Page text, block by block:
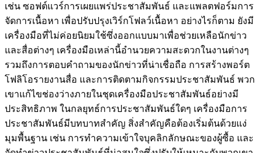
เช่น ซอฟต์แวร์การเผยแพร่ประชาสัมพันธ์ และแพลตฟอร์มการ
จัดการเนื้อหา เพื่อปรับปรุงเวิร์กโฟลว์เนื้อหา อย่างไรก็ตาม ยังมี
เครื่องมือที่ไม่ค่อยนิยมใช้ซึ่งออกแบบมาเพื่อช่วยเหลือนักข่าว
และสื่อต่างๆ เครื่องมือเหล่านี้อำนวยความสะดวกในงานต่างๆ
รวมถึงการตอบคำถามของนักข่าวที่น่าเชื่อถือ การสร้างพอร์ต
โฟลิโอรายงานสื่อ และการติดตามกิจกรรมประชาสัมพันธ์ พวก
เขาแก้ไขช่องว่างภายในชุดเครื่องมือประชาสัมพันธ์อย่างมี
ประสิทธิภาพ ในกลยุทธ์การประชาสัมพันธ์ใดๆ เครื่องมือการ
ประชาสัมพันธ์มีบทบาทสำคัญ สิ่งสำคัญคือต้องเริ่มต้นด้วยแง่
มุมพื้นฐาน เช่น การทำความเข้าใจบุคลิกลักษณะของผู้ซื้อ และ